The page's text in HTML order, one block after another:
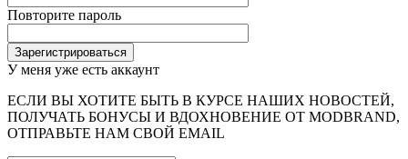
Повторите пароль
У меня уже есть аккаунт
ЕСЛИ ВЫ ХОТИТЕ БЫТЬ В КУРСЕ НАШИХ НОВОСТЕЙ,
ПОЛУЧАТЬ БОНУСЫ И ВДОХНОВЕНИЕ ОТ MODBRAND,
ОТПРАВЬТЕ НАМ СВОЙ EMAIL